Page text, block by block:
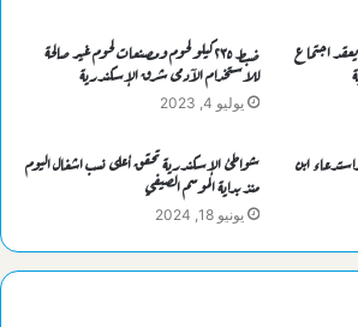
اجتماع
ضبط ٢٣٥كيلو لحوم ومصنعات لحوم غير صالحة
للاستخدام الآدمى شرق الإسكندرية
يوليو 4, 2023
ابن
شواطئ الإسكندرية تحقق أعلى نسب اشغال اليوم
منذ بداية الموسم الصيفي
يونيو 18, 2024